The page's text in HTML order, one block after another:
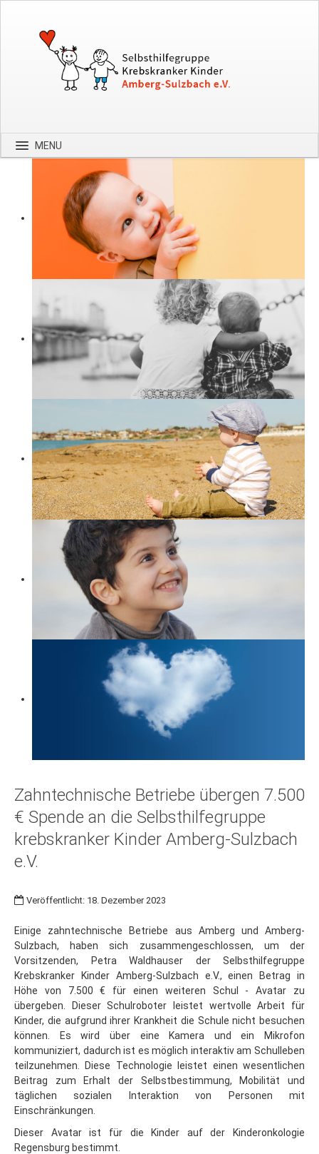
MENU
Spenden
Suchen
Zahntechnische Betriebe übergen 7.500
€ Spende an die Selbsthilfegruppe
krebskranker Kinder Amberg-Sulzbach
e.V.
Veröffentlicht: 18. Dezember 2023
Einige zahntechnische Betriebe aus Amberg und Amberg-
Sulzbach, haben sich zusammengeschlossen, um der
Vorsitzenden, Petra Waldhauser der Selbsthilfegruppe
Krebskranker Kinder Amberg-Sulzbach e.V., einen Betrag in
Höhe von 7.500 € für einen weiteren Schul - Avatar zu
übergeben. Dieser Schulroboter leistet wertvolle Arbeit für
Kinder, die aufgrund ihrer Krankheit die Schule nicht besuchen
können. Es wird über eine Kamera und ein Mikrofon
kommuniziert, dadurch ist es möglich interaktiv am Schulleben
teilzunehmen. Diese Technologie leistet einen wesentlichen
Beitrag zum Erhalt der Selbstbestimmung, Mobilität und
täglichen sozialen Interaktion von Personen mit
Einschränkungen.
Dieser Avatar ist für die Kinder auf der Kinderonkologie
Regensburg bestimmt.